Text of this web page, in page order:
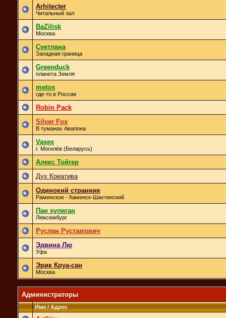
Arhitecter
Читальный зал
BaZilisk
Москва
Cveтлана
Западная граница
Greenduck
планета Земля
metos
где-то в России
Robin Pack
Silver Fox
В туманах Авалона
Vasex
г. Могилёв (Беларусь)
Алекс Тойгер
Дух Креатива
Одинокий странник
Раменское - Каменск-Шахтинский
Пан хулиган
Люксембург
Руслан Рустамович
Эдвина Лю
Уфа
Эрик Круа-сан
Москва
Администраторы
Имя / Адрес